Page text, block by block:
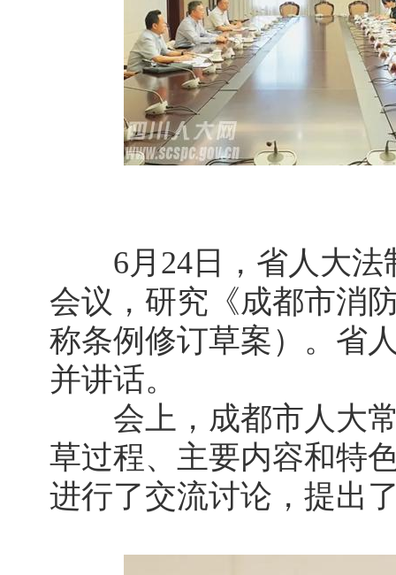
6月24日，省人大法
会议，研究《成都市消
称条例修订草案）。省
并讲话。
会上，成都市人大常
草过程、主要内容和特
进行了交流讨论，提出